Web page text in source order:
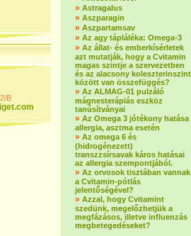
B
» Astragalus
» Aszparagin
» Aszpartamsav
» Az agy tápláléka: Omega-3
» Az állat- és emberkísérletek
azt mutatják, hogy a Cvitamin
magas szintje a szervezetben
és az alacsony koleszterinszint
között van összefüggés?
» Az ALMAG-01 pulzáló
mágnesterápiás eszköz
tanúsítványai
» Az Omega 3 jótékony hatása
allergia, asztma esetén
» Az omega 6 és
(hidrogénezett)
transzzsírsavak káros hatásai
az allergia szempontjából.
» Az orvosok tisztában vannak
a Cvitamin-pótlás
jelentőségével?
» Azzal, hogy Cvitamint
szedünk, megelőzhetjük a
megfázásos, illetve influenzás
megbetegedéseket?